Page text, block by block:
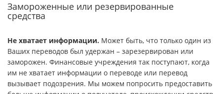
Замороженные или резервированные
средства
Не хватает информации. Может быть, что только один из
Ваших переводов был удержан – зарезервирован или
заморожен. Финансовые учреждения так поступают, когда
им не хватает информации о переводе или перевод
вызывает подозрения. Мы можем попросить предоставить